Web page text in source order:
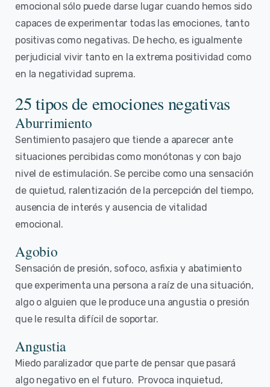
emocional sólo puede darse lugar cuando hemos sido
capaces de experimentar todas las emociones, tanto
positivas como negativas. De hecho, es igualmente
perjudicial vivir tanto en la extrema positividad como
en la negatividad suprema.
25 tipos de emociones negativas
Aburrimiento
Sentimiento pasajero que tiende a aparecer ante
situaciones percibidas como monótonas y con bajo
nivel de estimulación. Se percibe como una sensación
de quietud, ralentización de la percepción del tiempo,
ausencia de interés y ausencia de vitalidad
emocional.
Agobio
Sensación de presión, sofoco, asfixia y abatimiento
que experimenta una persona a raíz de una situación,
algo o alguien que le produce una angustia o presión
que le resulta difícil de soportar.
Angustia
Miedo paralizador que parte de pensar que pasará
algo negativo en el futuro. Provoca inquietud,